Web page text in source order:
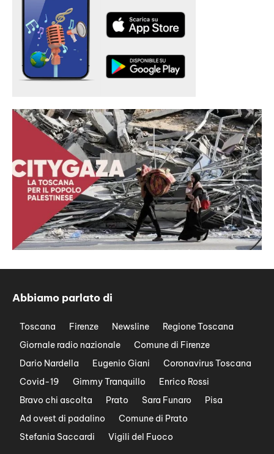
Abbiamo parlato di
Toscana Firenze Newsline
Regione Toscana
Giornale radio nazionale
Comune di Firenze
Dario Nardella
Eugenio Giani
Coronavirus Toscana
Covid-19
Gimmy Tranquillo
Enrico Rossi
Bravo chi ascolta
Prato Sara Funaro
Pisa
Ad ovest di padalino
Comune di Prato
Stefania Saccardi
Vigili del Fuoco